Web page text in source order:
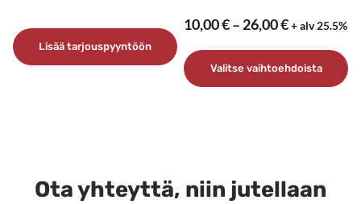
Lisää tarjouspyyntöön
10,00€–26,00€
–
26,00 €
+ alv 25.5%
Valitse vaihtoehdoista
muunnelma.
Ota yhteyttä, niin jutellaan